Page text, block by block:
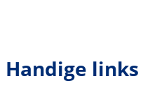
Handige links